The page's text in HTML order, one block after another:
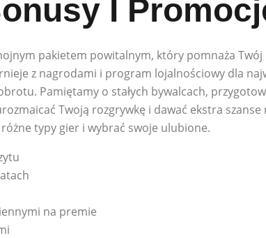
I
pakietem powitalnym, który pomnaża Twój
z nagrodami i program lojalnościowy dla
Pamiętamy o stałych bywalcach,
Twoją rozgrywkę i dawać ekstra
typy gier i wybrać swoje ulubione.
na premie